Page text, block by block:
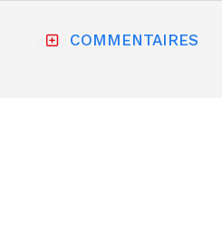
COMMENTAIRES